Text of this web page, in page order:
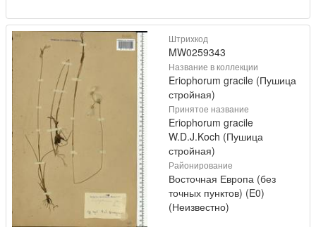
Штрихкод
MW0259343
Название в коллекции
Eriophorum gracile (Пушица
стройная)
Принятое название
Eriophorum gracile
W.D.J.Koch (Пушица
стройная)
Районирование
Восточная Европа (без
точных пунктов) (E0)
(Неизвестно)